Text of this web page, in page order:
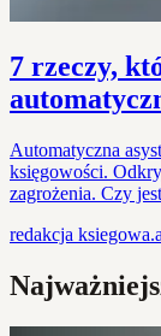
7 rzeczy,
Automatyczna
księgowości.
zagrożenia. Czy
redakcja